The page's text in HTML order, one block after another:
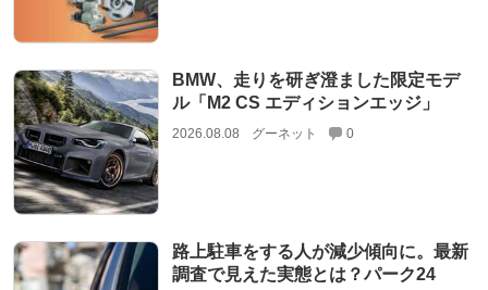
BMW、走りを研ぎ澄ました限定モデ
ル「M2 CS エディションエッジ」
2026.08.08 グーネット 0
路上駐車をする人が減少傾向に。最新
調査で見えた実態とは？パーク24